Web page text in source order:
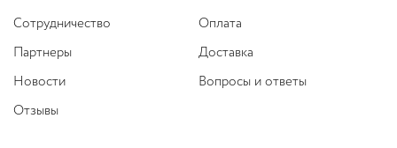
Сотрудничество
Партнеры
Новости
Отзывы
Оплата
Доставка
Вопросы и ответы